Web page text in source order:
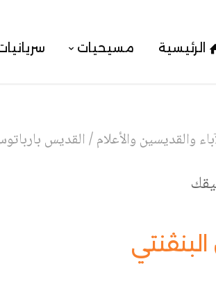
الرئيسية مسيحيات
والقديسين والأعلام/القديس